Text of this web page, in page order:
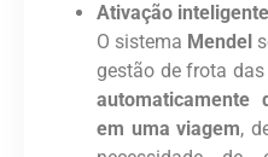
Ativação
O sistema Mendel
gestão de frota das
automaticamente
em uma viagem,